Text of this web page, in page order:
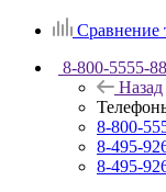
Сравнение
8-800-5555-
Назад
8-800-
8-495-
8-495-